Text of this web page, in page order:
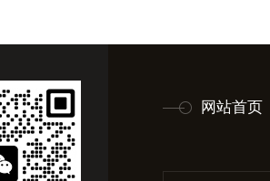
网站首页